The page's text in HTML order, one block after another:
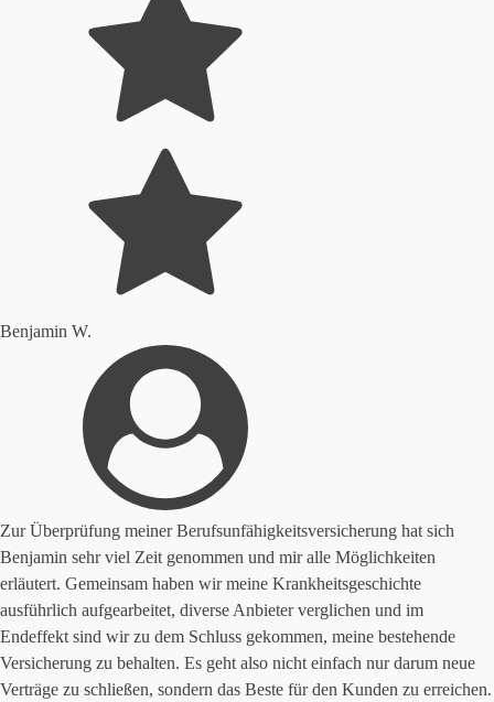
Benjamin W.
Zur Überprüfung meiner Berufsunfähigkeitsversicherung hat sich
Benjamin sehr viel Zeit genommen und mir alle Möglichkeiten
erläutert. Gemeinsam haben wir meine Krankheitsgeschichte
ausführlich aufgearbeitet, diverse Anbieter verglichen und im
Endeffekt sind wir zu dem Schluss gekommen, meine bestehende
Versicherung zu behalten. Es geht also nicht einfach nur darum neue
Verträge zu schließen, sondern das Beste für den Kunden zu erreichen.